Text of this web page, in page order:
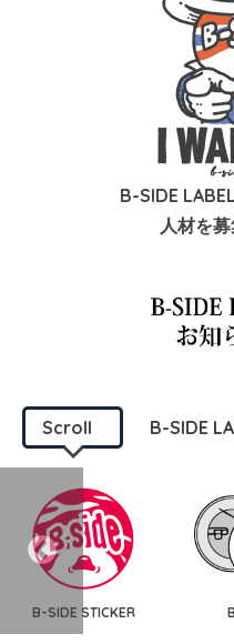
B-SIDE
人材を
Scroll B-SIDE
B-SIDE STICKER